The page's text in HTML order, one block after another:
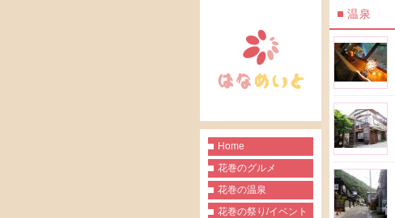
Home
花巻のグルメ
花巻の温泉
花巻の祭り/イベント
温泉